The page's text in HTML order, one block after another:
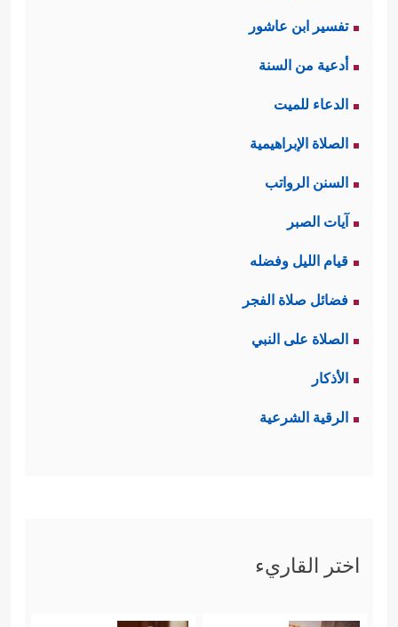
تفسير ابن عاشور
أدعية من السنة
الدعاء للميت
الصلاة الإبراهيمية
السنن الرواتب
آيات الصبر
قيام الليل وفضله
فضائل صلاة الفجر
الصلاة على النبي
الأذكار
الرقية الشرعية
اختر القاريء